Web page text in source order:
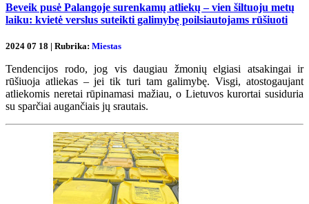
Beveik pusė Palangoje surenkamų atliekų – vien šiltuoju metų
laiku: kvietė verslus suteikti galimybę poilsiautojams rūšiuoti
2024 07 18 | Rubrika: Miestas
Tendencijos rodo, jog vis daugiau žmonių elgiasi atsakingai ir
rūšiuoja atliekas – jei tik turi tam galimybę. Visgi, atostogaujant
atliekomis neretai rūpinamasi mažiau, o Lietuvos kurortai susiduria
su sparčiai augančiais jų srautais.